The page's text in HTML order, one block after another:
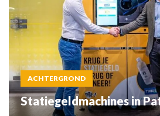
ACHTERGROND
Statiegeldmachines in